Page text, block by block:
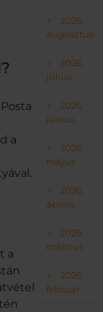
a
a
2026.
augusztus
2026.
július
2026.
június
2026.
május
2026.
április
2026.
március
2026.
február